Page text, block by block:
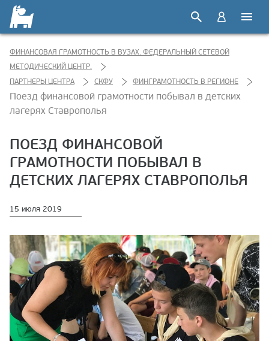
ФИНАНСОВАЯ ГРАМОТНОСТЬ В ВУЗАХ. ФЕДЕРАЛЬНЫЙ СЕТЕВОЙ
МЕТОДИЧЕСКИЙ ЦЕНТР.
ПАРТНЕРЫ ЦЕНТРА
СКФУ ФИНГРАМОТНОСТЬ В РЕГИОНЕ
Поезд финансовой грамотности побывал в детских
лагерях Ставрополья
ПОЕЗД ФИНАНСОВОЙ
ГРАМОТНОСТИ ПОБЫВАЛ В
ДЕТСКИХ ЛАГЕРЯХ СТАВРОПОЛЬЯ
15 июля 2019